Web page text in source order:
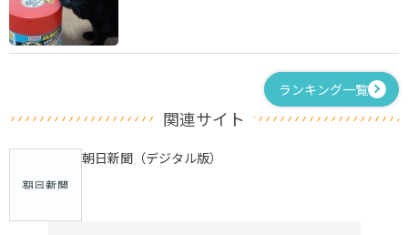
ランキング一覧
関連サイト
朝日新聞（デジタル版）